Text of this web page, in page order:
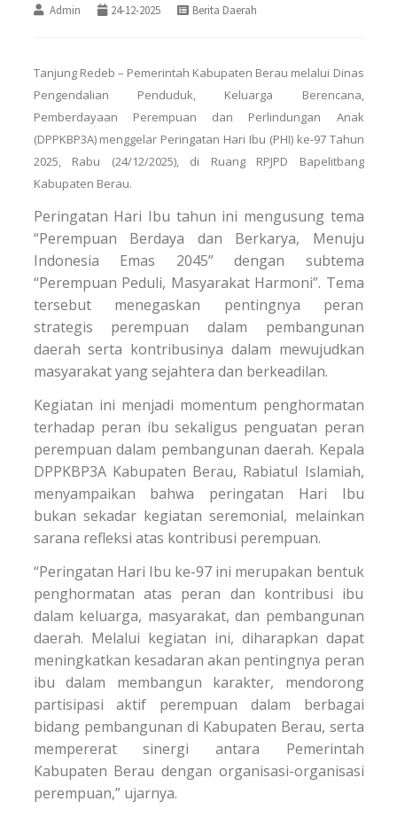
Admin 24-12-2025 Berita Daerah
Tanjung Redeb – Pemerintah Kabupaten Berau melalui Dinas
Pengendalian Penduduk, Keluarga Berencana,
Pemberdayaan Perempuan dan Perlindungan Anak
(DPPKBP3A) menggelar Peringatan Hari Ibu (PHI) ke-97 Tahun
2025, Rabu (24/12/2025), di Ruang RPJPD Bapelitbang
Kabupaten Berau.
Peringatan Hari Ibu tahun ini mengusung tema
“Perempuan Berdaya dan Berkarya, Menuju
Indonesia Emas 2045” dengan subtema
“Perempuan Peduli, Masyarakat Harmoni”. Tema
tersebut menegaskan pentingnya peran
strategis perempuan dalam pembangunan
daerah serta kontribusinya dalam mewujudkan
masyarakat yang sejahtera dan berkeadilan.
Kegiatan ini menjadi momentum penghormatan
terhadap peran ibu sekaligus penguatan peran
perempuan dalam pembangunan daerah. Kepala
DPPKBP3A Kabupaten Berau, Rabiatul Islamiah,
menyampaikan bahwa peringatan Hari Ibu
bukan sekadar kegiatan seremonial, melainkan
sarana refleksi atas kontribusi perempuan.
“Peringatan Hari Ibu ke-97 ini merupakan bentuk
penghormatan atas peran dan kontribusi ibu
dalam keluarga, masyarakat, dan pembangunan
daerah. Melalui kegiatan ini, diharapkan dapat
meningkatkan kesadaran akan pentingnya peran
ibu dalam membangun karakter, mendorong
partisipasi aktif perempuan dalam berbagai
bidang pembangunan di Kabupaten Berau, serta
mempererat sinergi antara Pemerintah
Kabupaten Berau dengan organisasi-organisasi
perempuan,” ujarnya.